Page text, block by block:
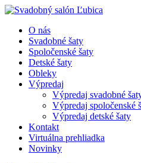
O nás
Svadobné šaty
Spoločenské šaty
Detské šaty
Obleky
Výpredaj
Výpredaj svadobné
Výpredaj spoločenské
Výpredaj detské šaty
Kontakt
Virtuálna prehliadka
Novinky